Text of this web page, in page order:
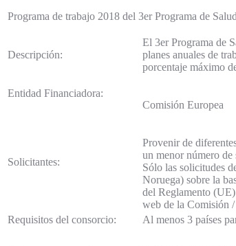
Programa de trabajo 2018 del 3er Programa de
Descripción:
El 3er Programa de
planes anuales de
porcentaje máximo
Entidad Financiadora:
Comisión Europea
Solicitantes:
Provenir de
un menor número de
Sólo las solicitudes
Noruega) sobre la
del Reglamento
web de la Comisión /
Requisitos del consorcio:
Al menos 3 países